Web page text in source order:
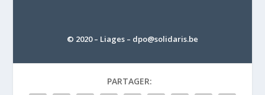
© 2020 – Liages – dpo@solidaris.be
PARTAGER: